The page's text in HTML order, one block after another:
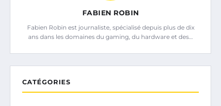
FABIEN ROBIN
Fabien Robin est journaliste, spécialisé depuis plus de dix
ans dans les domaines du gaming, du hardware et des…
CATÉGORIES